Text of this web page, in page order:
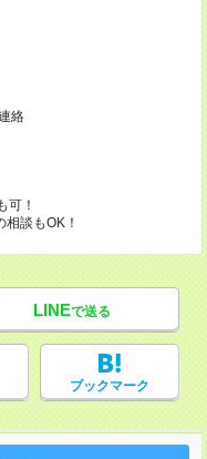
絡
可！
談もOK！
LINEで送る
ブックマーク